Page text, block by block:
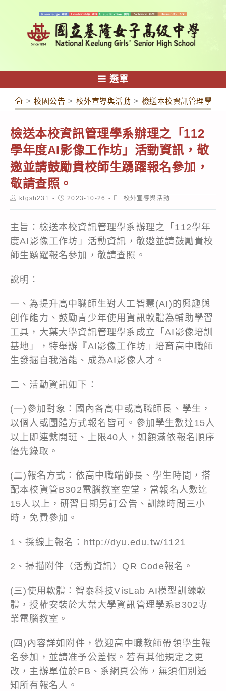
容
選單
> 校園公告 > 校外宣導與活動 > 檢送本校資訊管理學系
檢送本校資訊管理學系辦理之「112
學年度AI影像工作坊」活動資訊，敬
邀並請鼓勵貴校師生踴躍報名參加，
敬請查照。
Postklgsh231
Post2023-10-26
Post校外宣導與活動
主旨：檢送本校資訊管理學系辦理之「112學年
度AI影像工作坊」活動資訊，敬邀並請鼓勵貴校
師生踴躍報名參加，敬請查照。
說明：
一、為提升高中職師生對人工智慧(AI)的興趣與
創作能力、鼓勵青少年使用資訊軟體為輔助學習
工具，大葉大學資訊管理學系成立「AI影像培訓
基地」，特舉辦『AI影像工作坊』培育高中職師
生發掘自我潛能、成為AI影像人才。
二、活動資訊如下：
(一)參加對象：國內各高中或高職師長、學生，
以個人或團體方式報名皆可。參加學生數達15人
以上即連繫開班、上限40人，如額滿依報名順序
優先錄取。
(二)報名方式：依高中職端師長、學生時間，搭
配本校資管B302電腦教室空堂，當報名人數達
15人以上，研習日期另訂公告、訓練時間三小
時，免費參加。
1、採線上報名：http://dyu.edu.tw/1121
2、掃描附件（活動資訊）QR Code報名。
(三)使用軟體：智泰科技VisLab AI模型訓練軟
體，授權安裝於大葉大學資訊管理學系B302專
業電腦教室。
(四)內容詳如附件，歡迎高中職教師帶領學生報
名參加，並請准予公差假。若有其他規定之更
改，主辦單位於FB、系網頁公佈，無須個別通
知所有報名人。